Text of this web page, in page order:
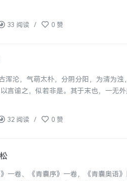
33 阅读 / 0 赞
沦，气萌太朴，分阴分阳，为清为浊
言谕之，似若非是。其于末也，一无外
32 阅读 / 0 赞
一卷、《青囊序》一卷，《青囊奥语